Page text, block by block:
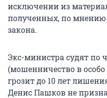
исключении из
полученных, по
закона.
Экс-министра судят по
(мошенничество в
грозит до 10 лет
Денис Пашков не